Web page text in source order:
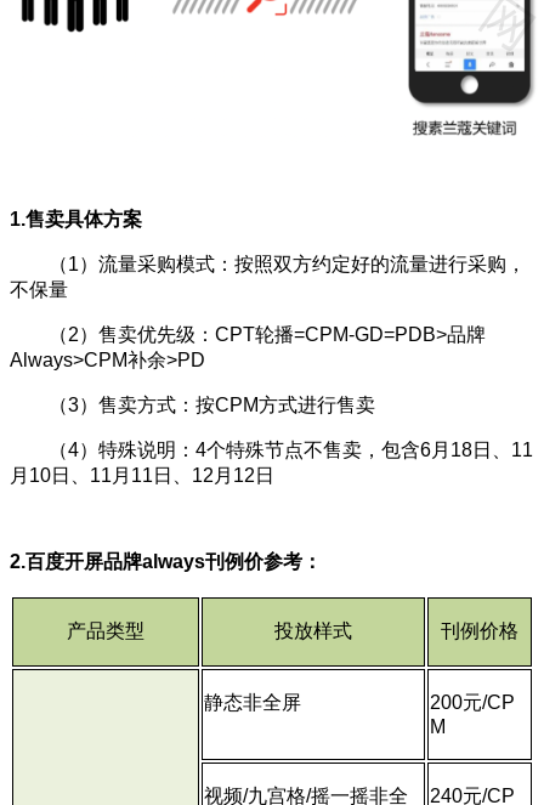
1.售卖具体方案
（1）流量采购模式：按照双方约定好的流量进行采购，
不保量
（2）售卖优先级：CPT轮播=CPM-GD=PDB>品牌
Always>CPM补余>PD
（3）售卖方式：按CPM方式进行售卖
（4）特殊说明：4个特殊节点不售卖，包含6月18日、11
月10日、11月11日、12月12日
2.百度开屏品牌always刊例价参考：
产品类型 投放样式 刊例价格
静态非全屏
200元/CP
M
视频/九宫格/摇一摇非全 240元/CP